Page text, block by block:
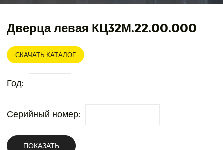
Дверца левая КЦ32М.22.00.000
СКАЧАТЬ КАТАЛОГ
Год:
Серийный номер:
ПОКАЗАТЬ